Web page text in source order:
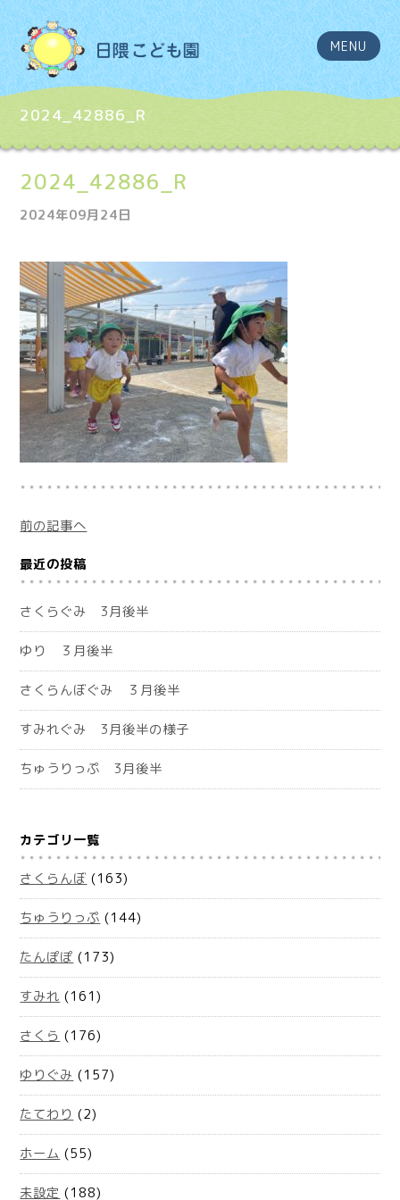
MENU
2024_42886_R
2024_42886_R
2024年09月24日
前の記事へ
最近の投稿
さくらぐみ 3月後半
ゆり ３月後半
さくらんぼぐみ ３月後半
すみれぐみ 3月後半の様子
ちゅうりっぷ 3月後半
カテゴリ一覧
さくらんぼ (163)
ちゅうりっぷ (144)
たんぽぽ (173)
すみれ (161)
さくら (176)
ゆりぐみ (157)
たてわり (2)
ホーム (55)
未設定 (188)